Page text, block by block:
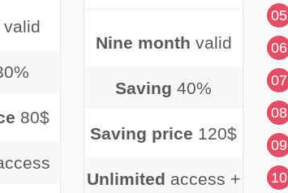
valid
80$
Nine month valid
Saving 40%
Saving price 120$
Unlimited access +
05
06
07
08
09
10